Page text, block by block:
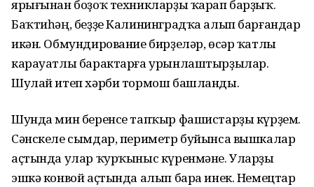
ярығынан боҙоҡ техникларҙы ҡарап барҙыҡ.
Баҡтиһәң, беҙҙе Калининградҡа алып барғандар
икән. Обмундирование бирҙеләр, өсәр ҡатлы
карауатлы барактарға урынлаштырҙылар.
Шулай итеп хәрби тормош башланды.
Шунда мин беренсе тапҡыр фашистарҙы күрҙем.
Сәнскеле сымдар, периметр буйынса вышкалар
аҫтында улар ҡурҡыныс күренмәне. Уларҙы
эшкә конвой аҫтында алып бара инек. Немецтар